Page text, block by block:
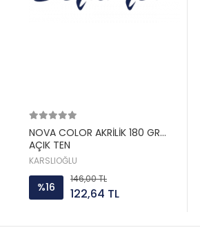
NOVA COLOR AKRİLİK 180 GR
AÇIK TEN
KARSLIOĞLU
%16
146,00 TL
122,64 TL